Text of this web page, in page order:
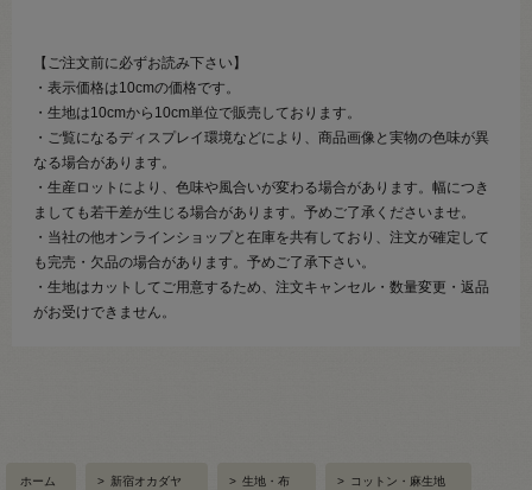
【ご注文前に必ずお読み下さい】
・表示価格は10cmの価格です。
・生地は10cmから10cm単位で販売しております。
・ご覧になるディスプレイ環境などにより、商品画像と実物の色味が異
なる場合があります。
・生産ロットにより、色味や風合いが変わる場合があります。幅につき
ましても若干差が生じる場合があります。予めご了承くださいませ。
・当社の他オンラインショップと在庫を共有しており、注文が確定して
も完売・欠品の場合があります。予めご了承下さい。
・生地はカットしてご用意するため、注文キャンセル・数量変更・返品
がお受けできません。
ホーム > 新宿オカダヤ > 生地・布 > コットン・麻生地